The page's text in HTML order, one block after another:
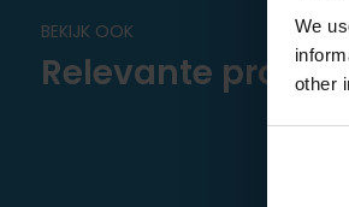
We
other
Let op:het wiel dient altijd
BEKIJK OOK
Relevante